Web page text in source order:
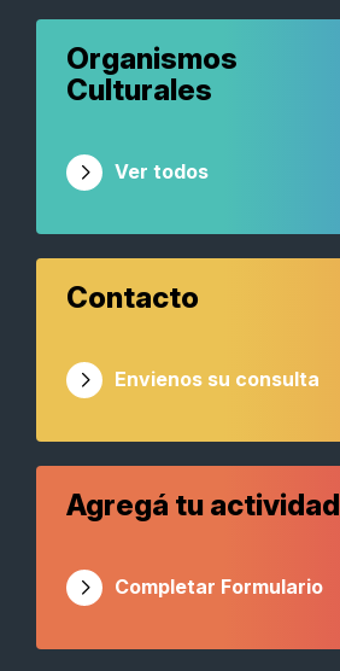
Organismos
Culturales
Ver todos
Contacto
Envienos su consulta
Agregá tu actividad
Completar Formulario